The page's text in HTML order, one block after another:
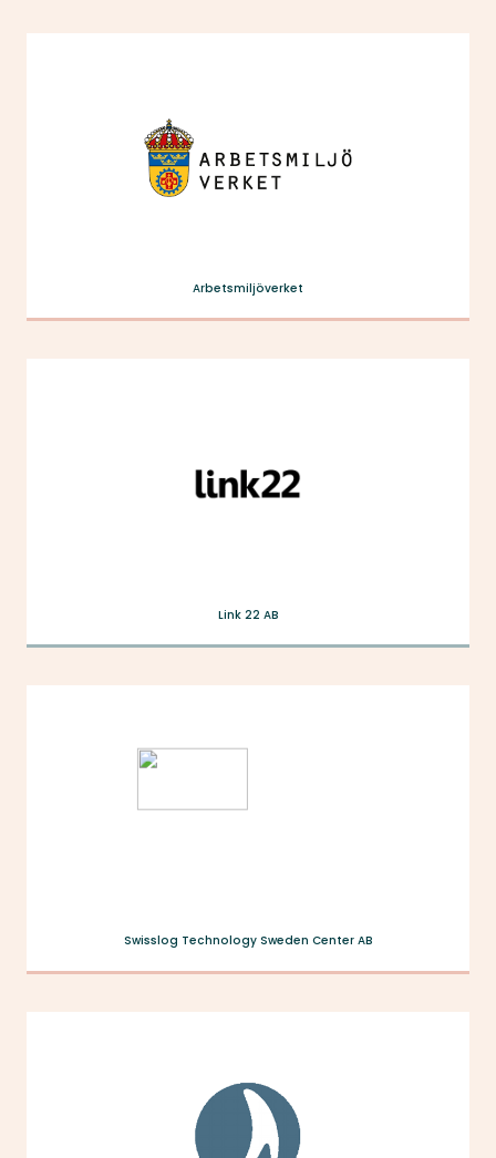
Arbetsmiljöverket
Link 22 AB
Swisslog Technology Sweden Center AB